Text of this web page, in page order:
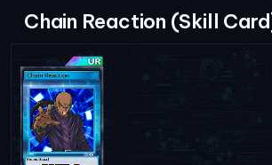
Chain Reaction (Skill